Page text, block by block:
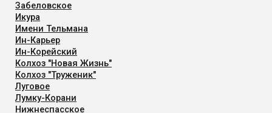
Забеловское
Икура
Имени Тельмана
Ин-Карьер
Ин-Корейский
Колхоз "Новая Жизнь"
Колхоз "Труженик"
Луговое
Лумку-Корани
Нижнеспасское